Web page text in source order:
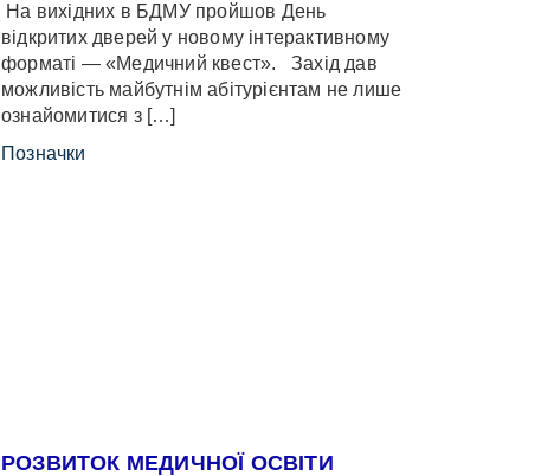
На вихідних в БДМУ пройшов День
відкритих дверей у новому інтерактивному
форматі — «Медичний квест». Захід дав
можливість майбутнім абітурієнтам не лише
ознайомитися з […]
Позначки
РОЗВИТОК МЕДИЧНОЇ ОСВІТИ